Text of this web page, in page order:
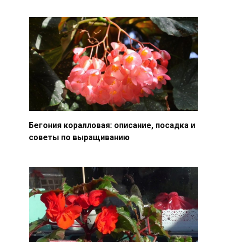
Бегония коралловая: описание, посадка и
советы по выращиванию